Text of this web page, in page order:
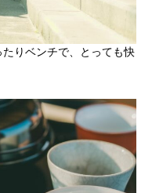
りベンチで、とっても快